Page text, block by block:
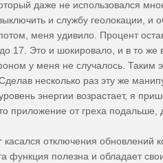
даже не использовался
и службу геолокации, и
меня удивило. Процент
17. Это и шокировало, и в то же
у меня не случалось. Таким
несколько раз эту же
энергии возрастает, я
приложение от греха подальше,
касался отключения обновлений
функция полезна и обладает